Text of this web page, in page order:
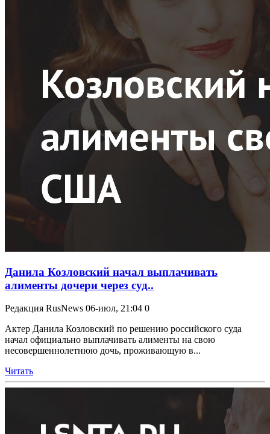
Данила Козловский начал выплачивать
алименты дочери через суд..
Редакция RusNews 06-июл, 21:04 0
Актер Данила Козловский по решению российского суда
начал официально выплачивать алименты на свою
несовершеннолетнюю дочь, проживающую в...
Читать